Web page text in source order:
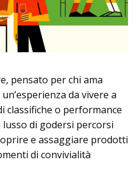
pensato per chi ama
da vivere a
classifiche o performance
di godersi percorsi
e assaggiare prodotti
di convivialità